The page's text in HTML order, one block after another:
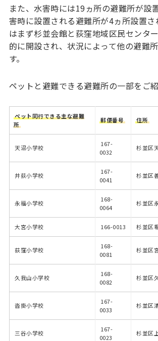
また、水害時には19ヵ所の避難所が設
害時に設置される避難所が4ヵ所設置さ
はまず杉並会館と荻窪地域区民センタ
的に開設され、状況によって他の避難
す。
ペットと避難できる避難所の一部をご紹
ペット同行できる主な避難
所
郵便番号 住所
天沼小学校
167-
0032
杉並区
井荻小学校
167-
0041
杉並区
永福小学校
168-
0064
杉並区
大宮小学校 166-0013 杉並区
荻窪小学校
168-
0081
杉並区
久我山小学校
168-
0082
杉並区
沓掛小学校
167-
0033
杉並区
三谷小学校
167-
0023
杉並区